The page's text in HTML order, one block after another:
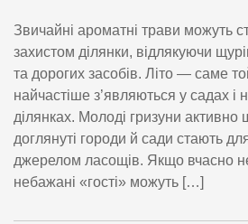
Звичайні ароматні трави можуть
захистом ділянки, відлякуючи
та дорогих засобів. Літо — саме
найчастіше з’являються у садах і
ділянках. Молоді гризуни активно
доглянуті городи й сади стають
джерелом ласощів. Якщо вчасно
небажані «гості» можуть […]